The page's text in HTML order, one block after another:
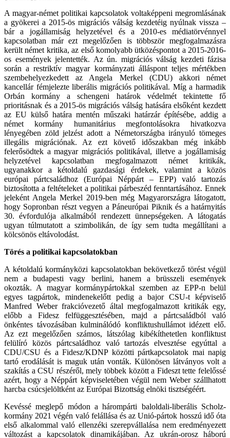
A magyar-német politikai kapcsolatok voltaképpeni megromlásának
a gyökerei a 2015-ös migrációs válság kezdetéig nyúlnak vissza –
bár a jogállamiság helyzetével és a 2010-es médiatörvénnyel
kapcsolatban már ezt megelőzően is többször megfogalmazásra
került német kritika, az első komolyabb ütközéspontot a 2015-2016-
os események jelentették. Az ún. migrációs válság kezdeti fázisa
során a restriktív magyar kormányzati álláspont teljes mértékben
szembehelyezkedett az Angela Merkel (CDU) akkori német
kancellár fémjelezte liberális migrációs politikával. Míg a harmadik
Orbán kormány a schengeni határok védelmét tekintette fő
prioritásnak és a 2015-ös migrációs válság hatására elsőként kezdett
az EU külső határa mentén műszaki határzár építésébe, addig a
német kormány humanitárius megfontolásokra hivatkozva
lényegében zöld jelzést adott a Németországba irányuló tömeges
illegális migrációnak. Az ezt követő időszakban még inkább
felerősödtek a magyar migrációs politikával, illetve a jogállamiság
helyzetével kapcsolatban megfogalmazott német kritikák,
ugyanakkor a kétoldalú gazdasági érdekek, valamint a közös
európai pártcsaládhoz (Európai Néppárt – EPP) való tartozás
biztosította a feltételeket a politikai párbeszéd fenntartásához. Ennek
jeleként Angela Merkel 2019-ben még Magyarországra látogatott,
hogy Sopronban részt vegyen a Páneurópai Piknik és a határnyitás
30. évfordulója alkalmából rendezett ünnepségeken. A látogatás
ugyan túlmutatott a szimbolikán, de így sem tudta megállítani a
kölcsönös eltávolodást.
Törés a politikai kapcsolatokban
A kétoldalú kormányközi kapcsolatokban bekövetkező törést végül
nem a budapesti vagy berlini, hanem a brüsszeli események
okozták. A magyar kormánypártokkal szemben az EPP-n belül
egyes tagpártok, mindenekelőtt pedig a bajor CSU-t képviselő
Manfred Weber frakcióvezető által megfogalmazott kritikák egy,
előbb a Fidesz felfüggesztésében, majd a pártcsaládból való
önkéntes távozásában kulminálódó konfliktushullámot idézett elő.
Az ezt megelőzően számos, látszólag kibékíthetetlen konfliktust
felülíró közös pártcsaládhoz való tartozás elvesztése egyúttal a
CDU/CSU és a Fidesz/KDNP közötti pártkapcsolatok mai napig
tartó erodálását is maguk után vonták. Különösen látványos volt a
szakítás a CSU részéről, mely többek között a Fideszt tette felelőssé
azért, hogy a Néppárt képviseletében végül nem Weber szállhatott
harcba csúcsjelöltként az Európai Bizottság elnöki tisztségéért.
Kevéssé meglepő módon a hárompárti baloldali-liberális Scholz-
kormány 2021 végén való felállása és az Unió-pártok hosszú idő óta
első alkalommal való ellenzéki szerepvállalása nem eredményezett
változást a kapcsolatok dinamikájában. Az ukrán-orosz háború